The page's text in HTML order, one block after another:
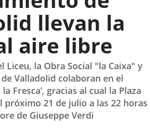
llevan la
aire libre
Liceu, la Obra Social "la Caixa" y
Valladolid colaboran en el
Fresca’, gracias al cual la Plaza
próximo 21 de julio a las 22 horas
de Giuseppe Verdi